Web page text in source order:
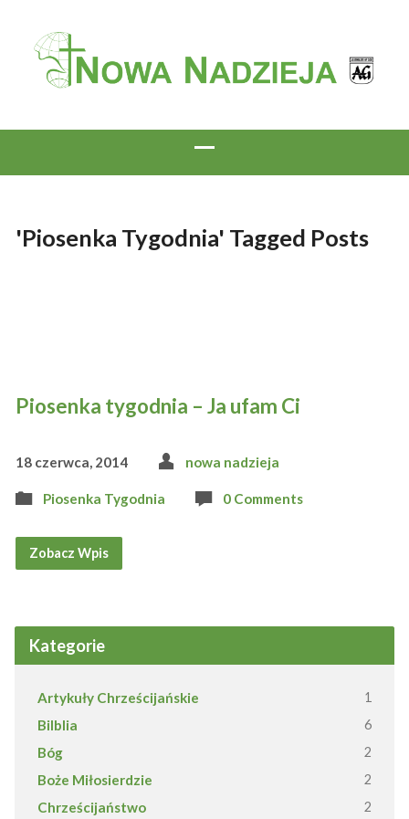
'Piosenka Tygodnia' Tagged Posts
Piosenka tygodnia – Ja ufam Ci
18 czerwca, 2014 nowa nadzieja
Piosenka Tygodnia 0 Comments
Zobacz Wpis
Kategorie
Artykuły Chrześcijańskie 1
Bilblia 6
Bóg 2
Boże Miłosierdzie 2
Chrześcijaństwo 2